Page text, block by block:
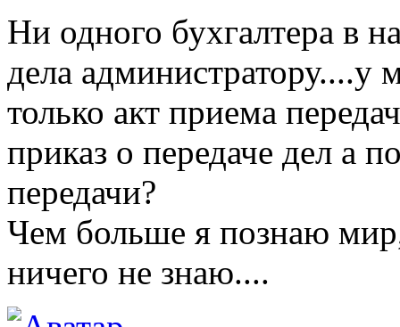
Ни одного бухгалтера в
дела администратору....у
только акт приема
приказ о передаче дел а
передачи?
Чем больше я познаю
ничего не знаю....